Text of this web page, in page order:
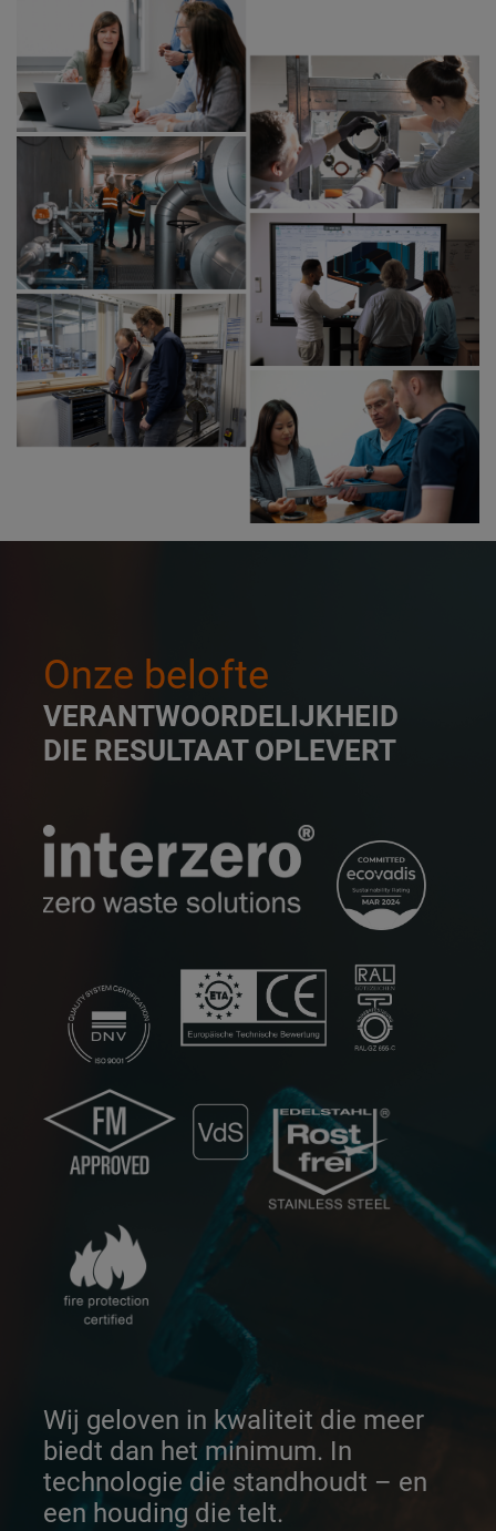
Onze belofte
VERANTWOORDELIJKHEID
DIE RESULTAAT OPLEVERT
Wij geloven in kwaliteit die meer
biedt dan het minimum. In
technologie die standhoudt – en
een houding die telt.